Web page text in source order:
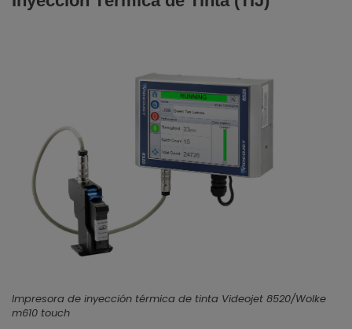
Impresora de inyección térmica de tinta Videojet 8520/Wolke
m610 touch